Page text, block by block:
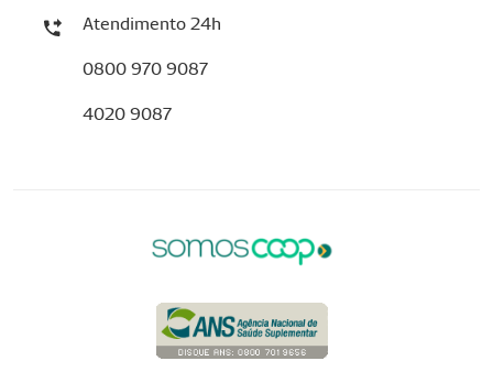
Atendimento 24h
0800 970 9087
4020 9087